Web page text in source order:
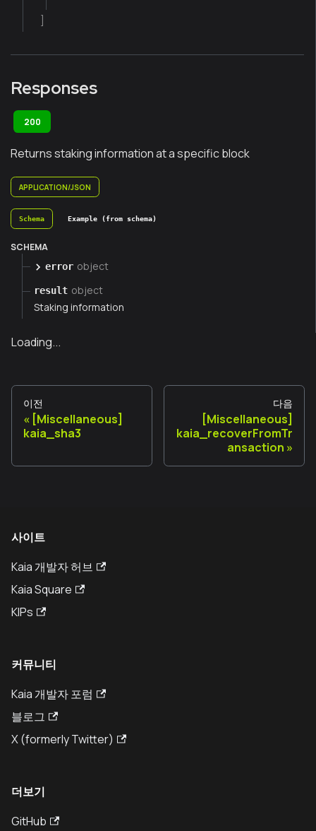
Responses
200
Returns staking information at a specific block
APPLICATION/JSON
Schema Example (from schema)
SCHEMA
error object
result object
Staking information
Loading...
이전
[Miscellaneous]
kaia_sha3
다음
[Miscellaneous]
kaia_recoverFromTr
ansaction
사이트
Kaia 개발자 허브
Kaia Square
KIPs
커뮤니티
Kaia 개발자 포럼
블로그
X (formerly Twitter)
더보기
GitHub